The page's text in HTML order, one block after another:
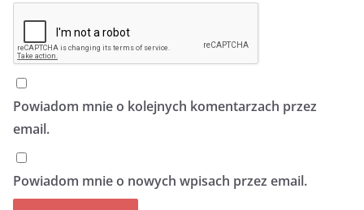
Powiadom mnie o kolejnych komentarzach przez
email.
Powiadom mnie o nowych wpisach przez email.